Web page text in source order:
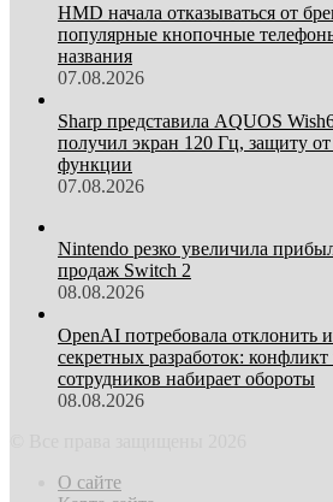
HMD начала отказываться от
популярные кнопочные
названия
07.08.2026
Sharp представила AQUOS
получил экран 120 Гц, защиту
функции
07.08.2026
Nintendo резко увеличила
продаж Switch 2
08.08.2026
OpenAI потребовала отклонить
секретных разработок:
сотрудников набирает обороты
08.08.2026
О сайте